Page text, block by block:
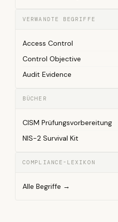
VERWANDTE BEGRIFFE
Access Control
Control Objective
Audit Evidence
BÜCHER
CISM Prüfungsvorbereitung
NIS-2 Survival Kit
COMPLIANCE-LEXIKON
Alle Begriffe →